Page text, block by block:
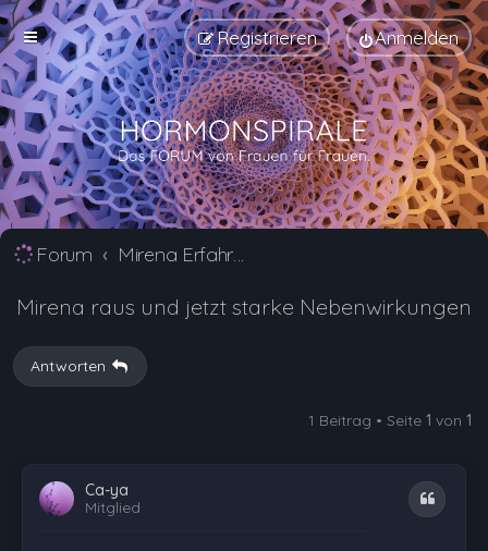
Anmelden
Registrieren
Forum Mirena Erfahrungsberichte und Nebenwirkungen
Mirena raus und jetzt starke Nebenwirkungen
Antworten
1 Beitrag • Seite 1 von 1
Ca-ya
Mitglied
Zitat